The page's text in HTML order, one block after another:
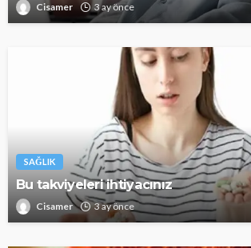
Cisamer 3 ay önce
SAĞLIK
Bu takviyeleri ihtiyacınız
Cisamer 3 ay önce